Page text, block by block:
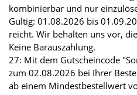
kombinierbar und nur
Gültig: 01.08.2026 bis
reicht. Wir behalten uns vor,
Keine Barauszahlung.
27: Mit dem Gutscheincode
zum 02.08.2026 bei Ihrer
ab einem Mindestbestellwert